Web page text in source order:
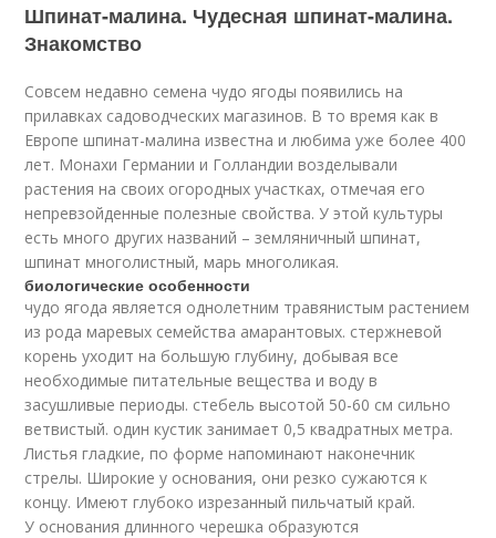
Шпинат-малина. Чудесная шпинат-малина.
Знакомство
Совсем недавно семена чудо ягоды появились на
прилавках садоводческих магазинов. В то время как в
Европе шпинат-малина известна и любима уже более 400
лет. Монахи Германии и Голландии возделывали
растения на своих огородных участках, отмечая его
непревзойденные полезные свойства. У этой культуры
есть много других названий – земляничный шпинат,
шпинат многолистный, марь многоликая.
биологические особенности
чудо ягода является однолетним травянистым растением
из рода маревых семейства амарантовых. стержневой
корень уходит на большую глубину, добывая все
необходимые питательные вещества и воду в
засушливые периоды. стебель высотой 50-60 см сильно
ветвистый. один кустик занимает 0,5 квадратных метра.
Листья гладкие, по форме напоминают наконечник
стрелы. Широкие у основания, они резко сужаются к
концу. Имеют глубоко изрезанный пильчатый край.
У основания длинного черешка образуются